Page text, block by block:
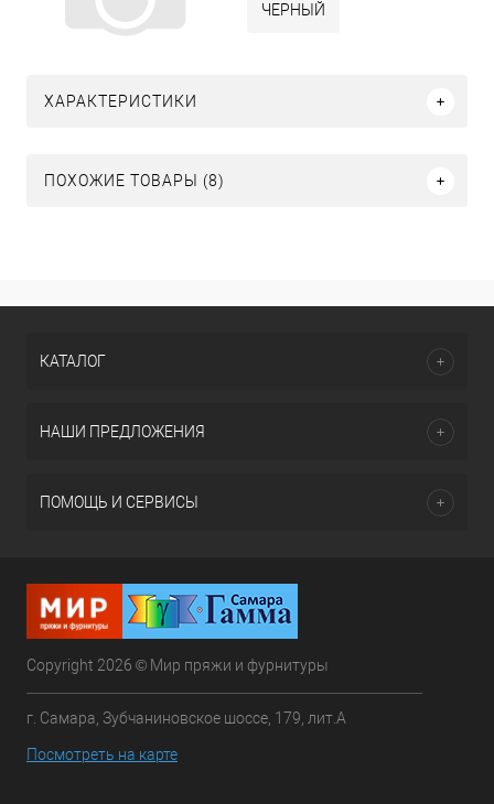
ЧЕРНЫЙ
ХАРАКТЕРИСТИКИ
ПОХОЖИЕ ТОВАРЫ (8)
КАТАЛОГ
НАШИ ПРЕДЛОЖЕНИЯ
ПОМОЩЬ И СЕРВИСЫ
Copyright 2026 © Мир пряжи и фурнитуры
г. Самара, Зубчаниновское шоссе, 179, лит.А
Посмотреть на карте